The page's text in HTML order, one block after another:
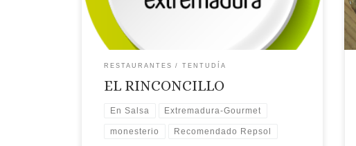
Repsol.Gastroexperiencias. Extremadura
Gourmet.Recomendado En Salsa Diario Hoy 🗺
Ubicación
RESTAURANTES TENTUDÍA
EL RINCONCILLO
En Salsa Extremadura-Gourmet
monesterio Recomendado Repsol